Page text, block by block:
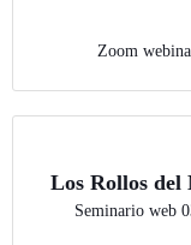
Zoom
Los Rollos
Seminario web